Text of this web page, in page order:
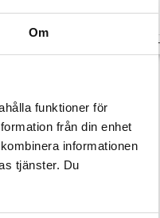
Om
funktioner för
från din enhet
informationen
tjänster. Du
Finns i flera varianter
fr.59 kr